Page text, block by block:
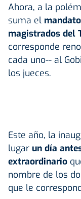
Ahora, a la
suma el
magistrados del
corresponde
cada uno-- al
los jueces.
Este año, la
lugar un día
extraordinario
nombre de los
que le